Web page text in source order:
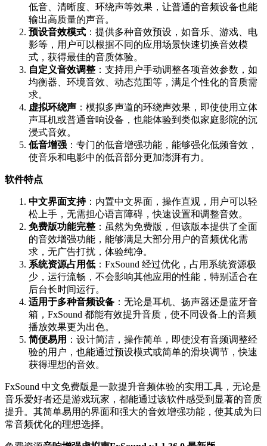
低音、清晰度、环绕声等效果，让普通的音频设备也能
输出高质量的声音。
预设音效模式 ：提供多种音效预设，如音乐、游戏、电
影等，用户可以根据不同的应用场景快速切换音效模
式，获得最佳的音质体验。
自定义音效调整 ：支持用户手动调整各项音效参数，如
均衡器、环境音效、动态范围等，满足个性化的音质需
求。
虚拟环绕声 ：模拟多声道的环绕声效果，即使使用立体
声耳机或普通音响设备，也能体验到类似家庭影院的沉
浸式音效。
低音增强 ：专门的低音增强功能，能够强化低频音效，
使音乐和电影中的低音部分更加澎湃有力。
软件特点
中文界面支持：内置中文界面，操作直观，用户可以轻
松上手，无需担心语言障碍，快速设置和调整音效。
免费版功能完整 ：虽然为免费版，但该版本提供了全面
的音效增强功能，能够满足大部分用户的音频优化需
求，无广告打扰，体验纯净。
系统资源占用低 ：FxSound 经过优化，占用系统资源极
少，运行流畅，不会影响其他应用的性能，特别适合在
后台长时间运行。
适用于多种音频设备 ：无论是耳机、扬声器还是蓝牙音
箱，FxSound 都能有效提升音质，使不同设备上的音频
播放效果更为出色。
简便易用 ：设计简洁，操作简单，即使没有音频调整经
验的用户，也能通过预设模式或简单的滑块调节，快速
获得理想的音效。
FxSound 中文免费版是一款提升音频体验的实用工具，无论是
音乐爱好者还是游戏玩家，都能通过该软件感受到显著的音质
提升。其简单易用的界面和强大的音效增强功能，使其成为日
常音频优化的理想选择。